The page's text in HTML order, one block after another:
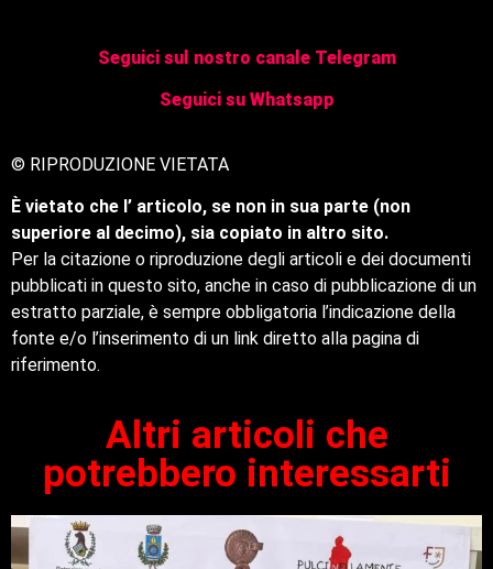
Seguici sul nostro canale Telegram
Seguici su Whatsapp
© RIPRODUZIONE VIETATA
È vietato che l’ articolo, se non in sua parte (non
superiore al decimo), sia copiato in altro sito.
Per la citazione o riproduzione degli articoli e dei documenti
pubblicati in questo sito, anche in caso di pubblicazione di un
estratto parziale, è sempre obbligatoria l’indicazione della
fonte e/o l’inserimento di un link diretto alla pagina di
riferimento.
Altri articoli che
potrebbero interessarti